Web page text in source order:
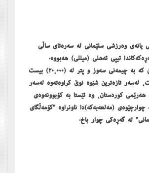
یانەی وەرزشی سلێمانی لە سەرەتای ساڵی
گەڕەکەکاندا تیپی ئەھلی (میللی) ھەبووە.
یاریگایەکی تۆپی پێ کە بە چیمەنی سەوز و پتر لە (٢٠،٠٠٠) بیست
لەسەر تازەترین شێوە نوێ کراوەتەوە لەسەر
کوردستان، وە ئێستا بە کۆبوونەوەی
چوارچێوەی (مەلعەبەکە)دا ناونراوە "کۆمەڵگای
لە گەڕەکی چوار باخ.